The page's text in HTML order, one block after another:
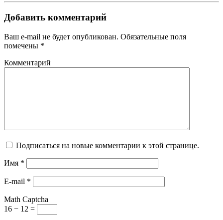
Добавить комментарий
Ваш e-mail не будет опубликован. Обязательные поля
помечены *
Комментарий
Подписаться на новые комментарии к этой странице.
Имя *
E-mail *
Math Captcha
16 − 12 =